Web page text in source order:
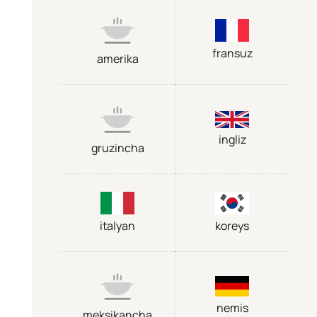
amerika fransuz
gruzincha
ingliz
italyan koreys
nemis